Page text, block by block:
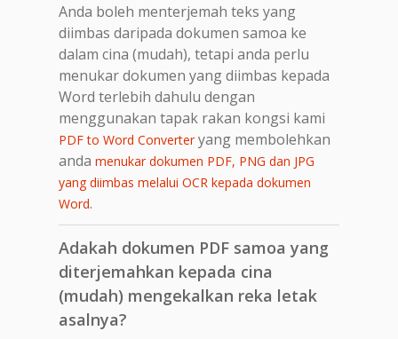
Anda boleh menterjemah teks yang
diimbas daripada dokumen samoa ke
dalam cina (mudah), tetapi anda perlu
menukar dokumen yang diimbas kepada
Word terlebih dahulu dengan
menggunakan tapak rakan kongsi kami
PDF to Word Converteryang membolehkan
anda menukar dokumen PDF, PNG dan JPG
yang diimbas melalui OCR kepada dokumen
Word.
Adakah dokumen PDF samoa yang
diterjemahkan kepada cina
(mudah) mengekalkan reka letak
asalnya?